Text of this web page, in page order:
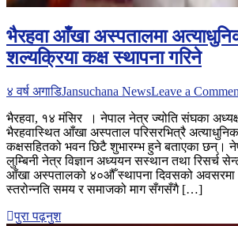
भैरहवा आँखा अस्पतालमा
शल्यक्रिया कक्ष स्थापना गरिने
४ वर्ष अगाडिJansuchana NewsLeave a
भैरहवा, १४ मंसिर । नेपाल नेत्र ज्योति संघका
भैरहवास्थित आँखा अस्पताल परिसरभित्रै
कक्षसहितको भवन छिटै शुभारम्भ हुने बताएका छन्।
लुम्बिनी नेत्र विज्ञान अध्ययन सस्थान तथा रिसर्च
आँखा अस्पतालको ४०औँ स्थापना दिवसको
स्तरोन्नति समय र समाजको माग सँगसँगै […]
पुरा पढ़नुश